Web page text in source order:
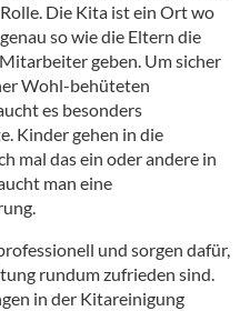
Die Kita ist ein Ort wo
so wie die Eltern die
geben. Um sicher
Wohl-behüteten
es besonders
Kinder gehen in die
mal das ein oder andere in
man eine
und sorgen dafür,
rundum zufrieden sind.
in der Kitareinigung